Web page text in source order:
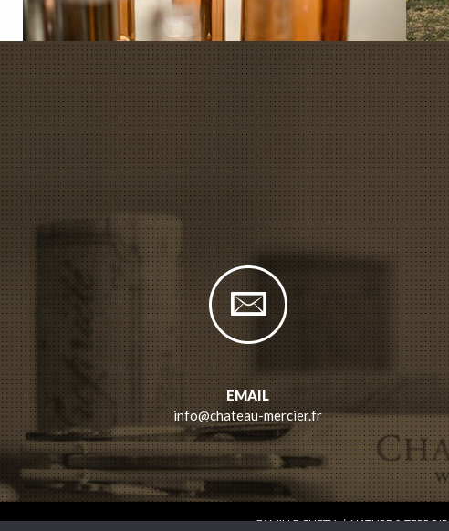
EMAIL
info@chateau-mercier.fr
FAMILLE CHETY / NATURE & TERROIR